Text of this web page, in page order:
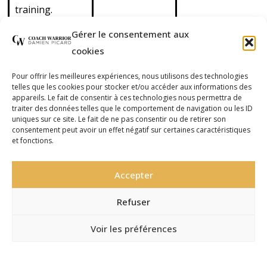
Gérer le consentement aux
cookies
Pour offrir les meilleures expériences, nous utilisons des technologies
telles que les cookies pour stocker et/ou accéder aux informations des
appareils. Le fait de consentir à ces technologies nous permettra de
traiter des données telles que le comportement de navigation ou les ID
uniques sur ce site. Le fait de ne pas consentir ou de retirer son
consentement peut avoir un effet négatif sur certaines caractéristiques
et fonctions.
Accepter
Refuser
Voir les préférences
training.
également nos
training en
outdoor
(extérieur) et de
cross boxing
(mélange de
functional